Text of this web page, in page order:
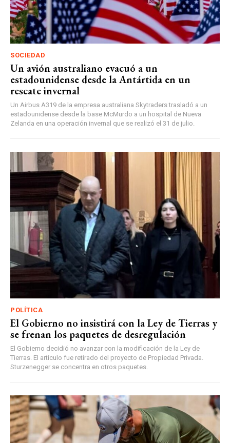
SOCIEDAD
Un avión australiano evacuó a un
estadounidense desde la Antártida en un
rescate invernal
Un Airbus A319 de la empresa australiana Skytraders trasladó a un
estadounidense desde la base McMurdo a un hospital de Nueva
Zelanda en una operación invernal que se realizó el 31 de julio.
POLÍTICA
El Gobierno no insistirá con la Ley de Tierras y
se frenan los paquetes de desregulación
El Gobierno decidió no avanzar con la modificación de la Ley de
Tierras. El artículo fue retirado del proyecto de Propiedad Privada.
Sturzenegger se concentra en otros paquetes.